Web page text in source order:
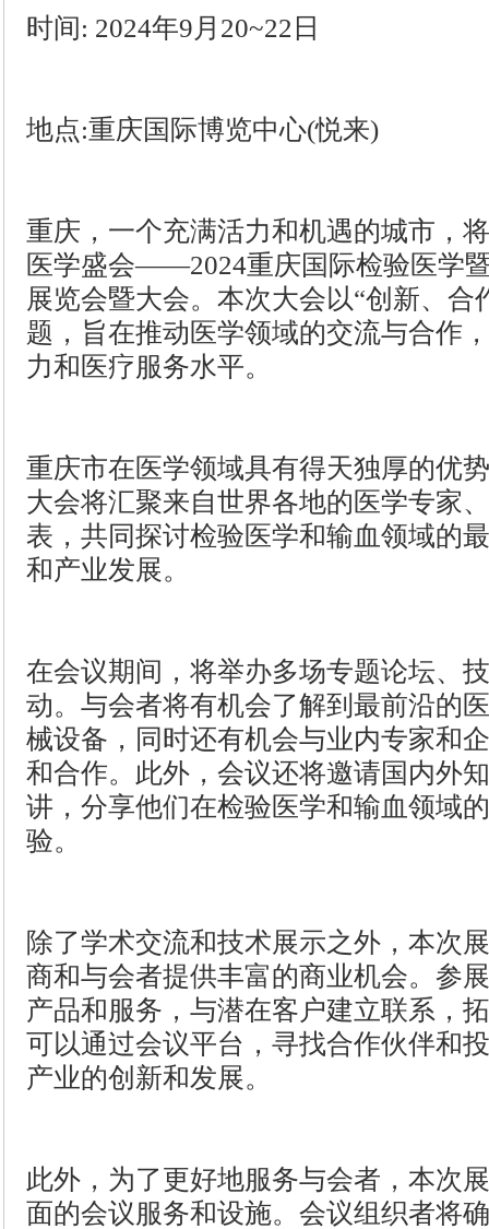
时间: 2024年9月20~22日
地点:重庆国际博览中心(悦来)
重庆，一个充满活力和机遇的城市，
医学盛会——2024重庆国际检验医学
展览会暨大会。本次大会以“创新、合
题，旨在推动医学领域的交流与合作
力和医疗服务水平。
重庆市在医学领域具有得天独厚的优
大会将汇聚来自世界各地的医学专家
表，共同探讨检验医学和输血领域的
和产业发展。
在会议期间，将举办多场专题论坛、
动。与会者将有机会了解到最前沿的
械设备，同时还有机会与业内专家和
和合作。此外，会议还将邀请国内外
讲，分享他们在检验医学和输血领域
验。
除了学术交流和技术展示之外，本次
商和与会者提供丰富的商业机会。参
产品和服务，与潜在客户建立联系，
可以通过会议平台，寻找合作伙伴和
产业的创新和发展。
此外，为了更好地服务与会者，本次
面的会议服务和设施。会议组织者将